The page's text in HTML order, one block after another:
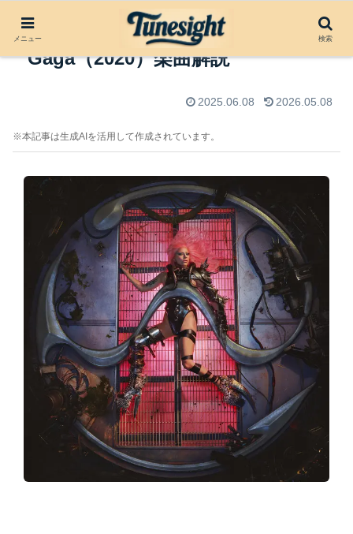
Chromatica II by Lady
Gaga（2020）楽曲解説
2025.06.08 2026.05.08
※本記事は生成AIを活用して作成されています。
メニュー 検索